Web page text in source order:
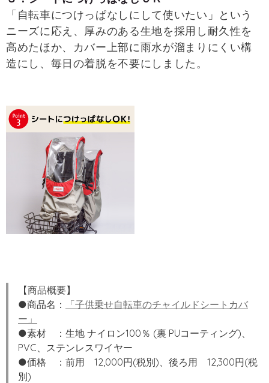
「自転車につけっぱなしにして使いたい」という
ニーズに応え、厚みのある生地を採用し耐久性を
高めたほか、カバー上部に雨水が溜まりにくい構
造にし、毎日の着脱を不要にしました。
【商品概要】
●商品名：
「子供乗せ自転車のチャイルドシートカバ
ー」
●素材 ：生地 ナイロン100％ (裏 PUコーティング)、
PVC、ステンレスワイヤー
●価格 ：前用 12,000円(税別)、後ろ用 12,300円(税
別)